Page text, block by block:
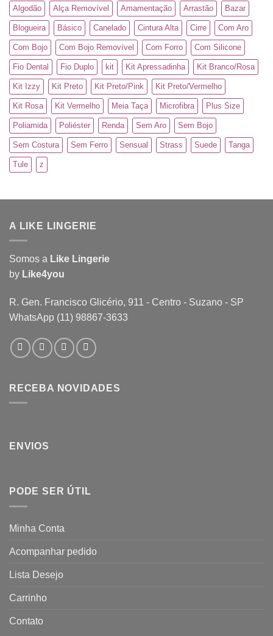
Algodão Alça Removível Amamentação Arrastão Bazar
Blogueira Básico Canelado Cintura Alta Cirre Com Aro
Com Bojo Com Bojo Removível Com Forro Com Silicone
Fio Dental Fio Duplo kit Kit Apressadinha Kit Branco/Rosa
Kit Izzy Kit Preto Kit Preto/Pink Kit Preto/Vermelho
Kit Rosa Kit Vermelho Meia Taça Microfibra Plus Size
Poliamida Poliéster Renda Sem Aro Sem Bojo
Sem Costura Sem Ferro Sensual Strass Suede Tanga
Tule z
A LIKE LINGERIE
Somos a Like Lingerie
by Like4you
R. Gen. Francisco Glicério, 911 - Centro - Suzano - SP
WhatsApp (11) 98867-3633
RECEBA NOVIDADES
ENVIOS
PODE SER ÚTIL
Minha Conta
Acompanhar pedido
Lista Desejo
Carrinho
Contato